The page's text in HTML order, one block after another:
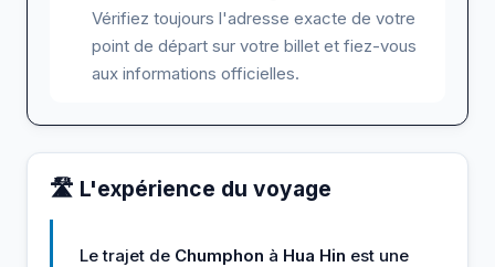
Vérifiez toujours l'adresse exacte de votre
point de départ sur votre billet et fiez-vous
aux informations officielles.
🛣️ L'expérience du voyage
Le trajet de Chumphon à Hua Hin est une